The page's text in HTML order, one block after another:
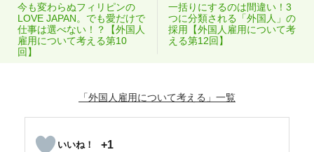
今も変わらぬフィリピンの
LOVE JAPAN。でも愛だけで
仕事は選べない！？【外国人
雇用について考える第10
回】
一括りにするのは間違い！3
つに分類される「外国人」の
採用【外国人雇用について考
える第12回】
「外国人雇用について考える」
+1